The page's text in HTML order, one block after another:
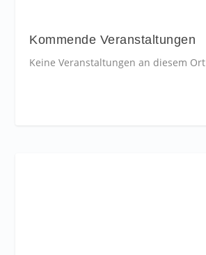
Kommende Veranstaltungen
Keine Veranstaltungen an diesem Ort